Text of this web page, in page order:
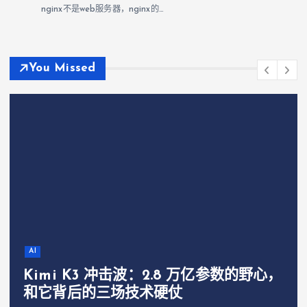
nginx不是web服务器，nginx的…
You Missed
AI
Kimi K3 冲击波：2.8 万亿参数的野心，
和它背后的三场技术硬仗